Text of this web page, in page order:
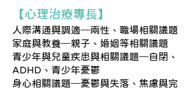
【心理治療專長】
人際溝通與調適─兩性、職場相關議題
家庭與教養─親子、婚姻等相關議題
青少年與兒童疾患與相關議題─自閉、
ADHD、青少年憂鬱
身心相關議題─憂鬱與失落、焦慮與完